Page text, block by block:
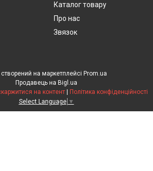
Каталог товару
Про нас
Звязок
на маркетплейсі Prom.ua
Продавець на Bigl.ua
на контент
Політика конфіденційності
Select Language ▼